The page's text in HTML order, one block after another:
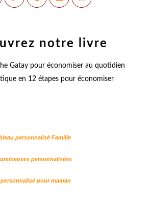
notre livre
en 12 étapes pour économiser
personnalisé Famille
personnalisées
pour maman